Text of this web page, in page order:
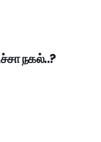
நகல்..?